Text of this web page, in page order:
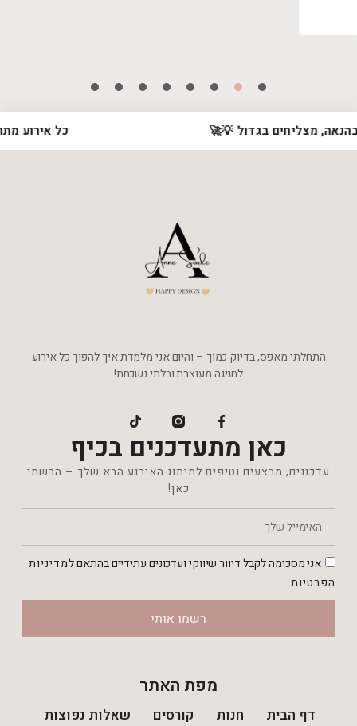
1
2
3
כל בהנאה, מצליחים בגדול 💡🚀
התחלתי מאפס, בדיוק כמוך – והיום אני מלמדת איך להפוך כל אירוע
לחגיגה מעוצבת ובלתי נשכחת!
כאן מתעדכנים בכיף
עדכונים, מבצעים וטיפים למיתוג האירוע הבא שלך – הרשמי
כאן!
אני מסכימה לקבל דיוור שיווקי ועדכונים עתידיים בהתאם למדיניות
הפרטיות
רשמו אותי
מפת האתר
דף הבית חנות קורסים שאלות נפוצות